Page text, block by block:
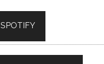
SPOTIFY